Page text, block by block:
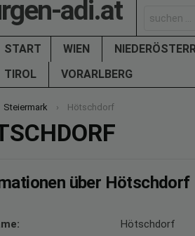
for:
START WIEN
TIROL
VORARLBERG
Steiermark Hötschdorf
über Hötschdorf
Hötschdorf